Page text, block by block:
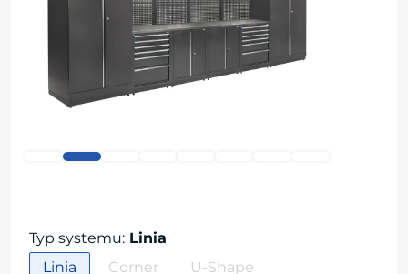
Typ systemu: Linia
Linia
Corner U-Shape